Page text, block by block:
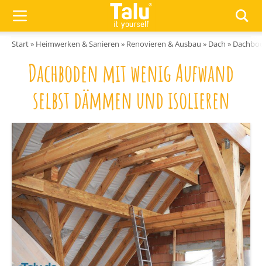
Start» Heimwerken & Sanieren » Renovieren & Ausbau » Dach »
Dachboden mit wenig Aufwand
selbst dämmen und isolieren